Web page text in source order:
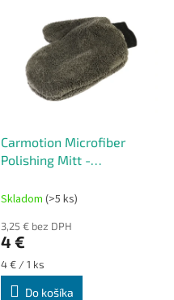
Carmotion Microfiber
Polishing Mitt -
mikrovláknová rukavica
Skladom (>5 ks)
3,25 € bez DPH
4 €
Jednotková
cena:
4 € / 1 ks
Do košíka